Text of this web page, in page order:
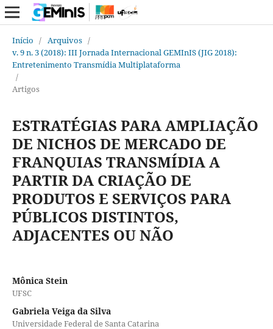
Início / Arquivos /
v. 9 n. 3 (2018): III Jornada Internacional GEMInIS (JIG 2018):
Entretenimento Transmídia Multiplataforma
/
Artigos
ESTRATÉGIAS PARA AMPLIAÇÃO
DE NICHOS DE MERCADO DE
FRANQUIAS TRANSMÍDIA A
PARTIR DA CRIAÇÃO DE
PRODUTOS E SERVIÇOS PARA
PÚBLICOS DISTINTOS,
ADJACENTES OU NÃO
Mônica Stein
UFSC
Gabriela Veiga da Silva
Universidade Federal de Santa Catarina